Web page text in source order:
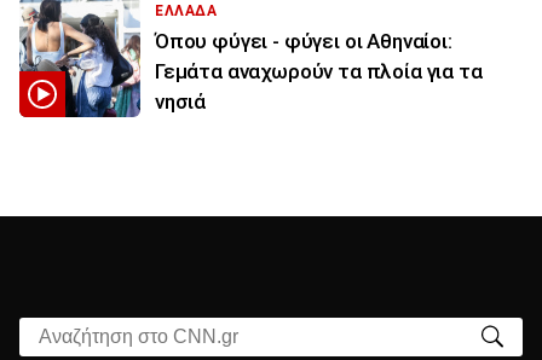
ΕΛΛΑΔΑ
Όπου φύγει - φύγει οι Αθηναίοι:
Γεμάτα αναχωρούν τα πλοία για τα
νησιά
Αναζήτηση στο CNN.gr